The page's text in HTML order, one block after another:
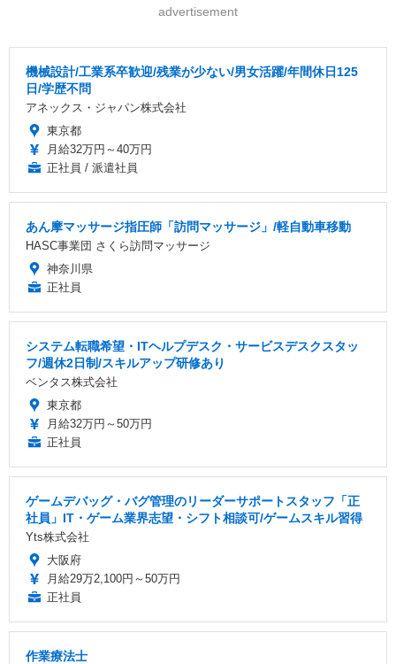
advertisement
機械設計/工業系卒歓迎/残業が少ない/男女活躍/年間休日125
日/学歴不問
アネックス・ジャパン株式会社
東京都
月給32万円～40万円
正社員 / 派遣社員
あん摩マッサージ指圧師「訪問マッサージ」/軽自動車移動
HASC事業団 さくら訪問マッサージ
神奈川県
正社員
システム転職希望・ITヘルプデスク・サービスデスクスタッ
フ/週休2日制/スキルアップ研修あり
ベンタス株式会社
東京都
月給32万円～50万円
正社員
ゲームデバッグ・バグ管理のリーダーサポートスタッフ「正
社員」IT・ゲーム業界志望・シフト相談可/ゲームスキル習得
Yts株式会社
大阪府
月給29万2,100円～50万円
正社員
作業療法士